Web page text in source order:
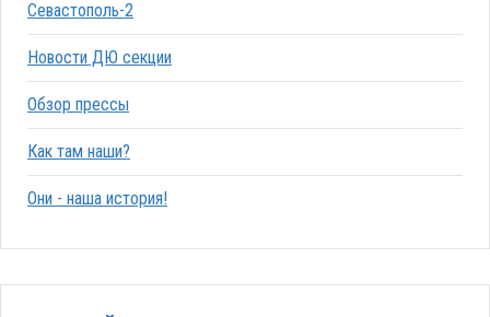
Севастополь-2
Новости ДЮ секции
Обзор прессы
Как там наши?
Они - наша история!